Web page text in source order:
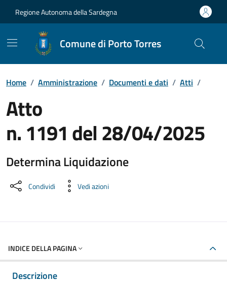
Regione Autonoma della Sardegna
Comune di Porto Torres
Home / Amministrazione / Documenti e dati / Atti /
Atto
n. 1191 del 28/04/2025
Determina Liquidazione
Dettaglio del documento
Condividi Vedi azioni
INDICE DELLA PAGINA
Descrizione